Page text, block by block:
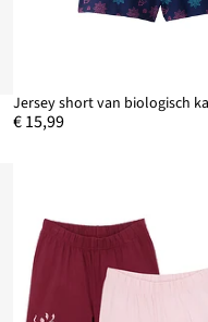
€ 15,99